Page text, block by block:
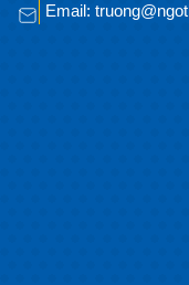
Email: